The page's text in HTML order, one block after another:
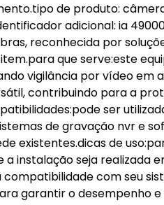
de produto:
adicional: ia
reconhecida por
que serve:este
vigilância por vídeo em
contribuindo para a
ser
de gravação nvr e
existentes.dicas de
instalação seja realizada
com seu
garantir o desempenho e